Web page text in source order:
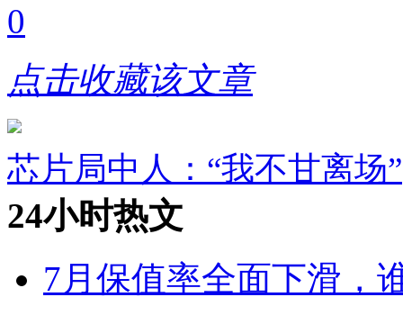
0
点击收藏该文章
芯片局中人：“我不甘离场”
24小时热文
7月保值率全面下滑，